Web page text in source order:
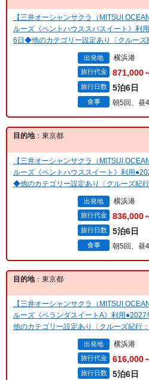
【三井オーシャンサクラ（MITSUI
ルーズ《ペントハウススパスイート》利
6日◆他のカテゴリー設定あり〔クルーズ
出発地 横浜港
旅行代金 871,000
旅行日数 5泊6日
食事 朝5回、昼
目的地：東京都
【三井オーシャンサクラ（MITSUI
ルーズ《ペントハウススイート》利用
◆他のカテゴリー設定あり〔クルーズ紀行
出発地 横浜港
旅行代金 836,000
旅行日数 5泊6日
食事 朝5回、昼
目的地：東京都
【三井オーシャンサクラ（MITSUI
ルーズ《ベランダスイートA》利用
他のカテゴリー設定あり〔クルーズ紀行
出発地 横浜港
旅行代金 616,000
旅行日数 5泊6日